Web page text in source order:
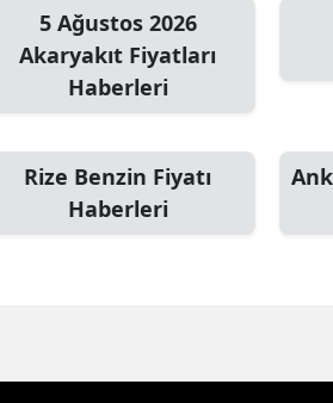
5 Ağustos 2026
Akaryakıt Fiyatları
Haberleri
Rize Benzin Fiyatı
Haberleri